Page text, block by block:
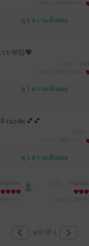
ดู 1 ความเห็นย่อย
า 🫶🏻💖
ดู 1 ความเห็นย่อย
วนะคะ💕💕
ดู 1 ความเห็นย่อย
หน้าที่ 1